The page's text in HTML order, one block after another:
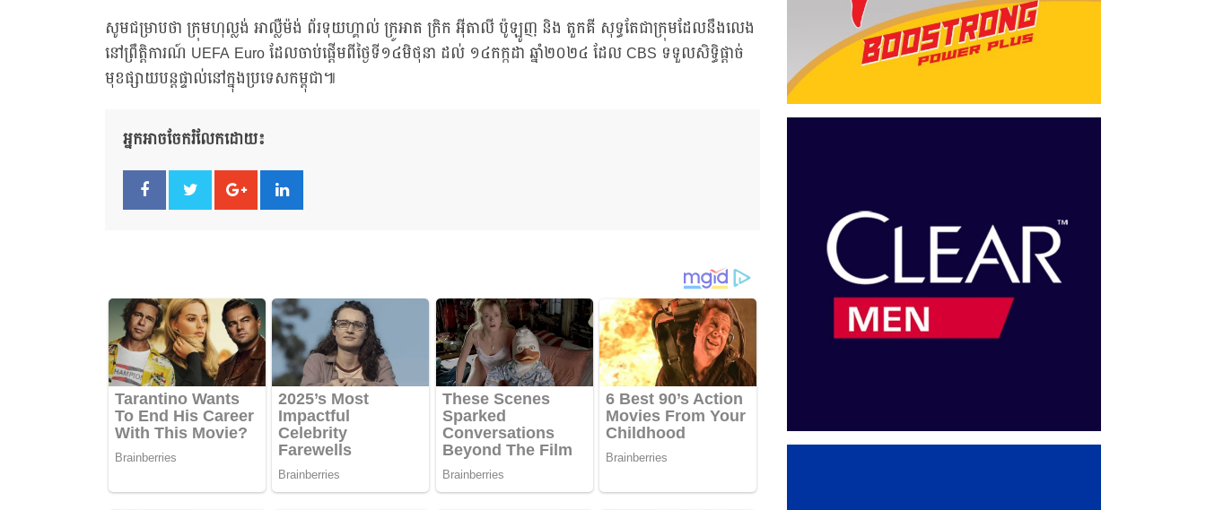
សូមជម្រាបថា ក្រុមហុល្លង់ អាល្លឺម៉ង់ ព័រទុយហ្គាល់ ក្រូអាត ក្រិក អ៊ីតាលី ប៉ូឡូញ និង តួកគី សុទ្ធតែជាក្រុមដែលនឹងលេង
នៅព្រឹត្តិការណ៍ UEFA Euro ដែលចាប់ផ្ដើមពីថ្ងៃទី១៤មិថុនា ដល់ ១៤កក្កដា ឆ្នាំ២០២៤ ដែល CBS ទទួលសិទ្ធិផ្ដាច់
មុខផ្សាយបន្តផ្ទាល់នៅក្នុងប្រទេសកម្ពុជា៕
អ្នកអាចចែករំលែកដោយ៖